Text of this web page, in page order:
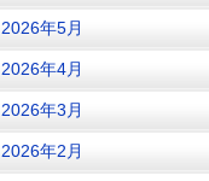
2026年5月
2026年4月
2026年3月
2026年2月